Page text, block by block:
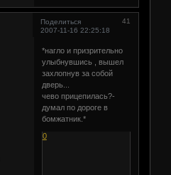
Поделиться
41
2007-11-16 22:25:18
*нагло и призрительно
улыбнувшись , вышел
захлопнув за собой
дверь...
чево прицепилась?-
думал по дороге в
бомжатник.*
0